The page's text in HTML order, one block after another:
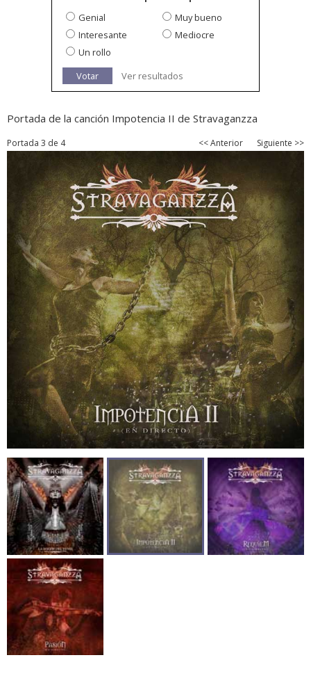
Genial
Muy bueno
Interesante
Mediocre
Un rollo
Votar
Ver resultados
Portada de la canción Impotencia II de Stravaganzza
Portada 3 de 4 << Anterior Siguiente >>